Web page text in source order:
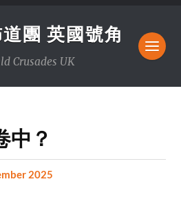
團 英國號角
Crusades UK
中？
2025